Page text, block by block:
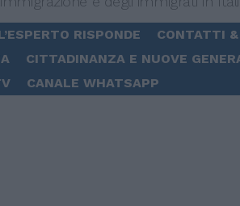
RISPONDE
CONTATTI
CITTADINANZA E NUOVE
CANALE WHATSAPP